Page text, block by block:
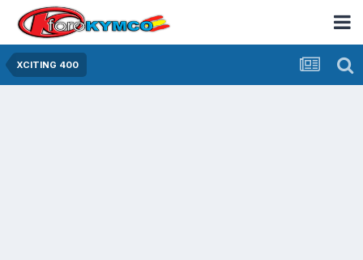
XCITING 400